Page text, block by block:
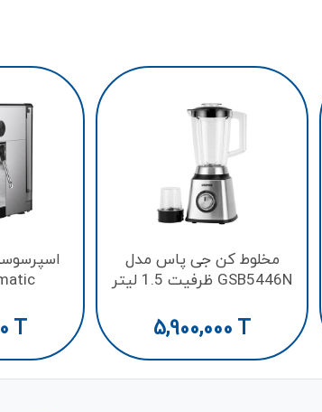
مخلوط کن جی پاس مدل
GSB5446N ظرفیت 1.5 لیتر
5,900,000 T
T